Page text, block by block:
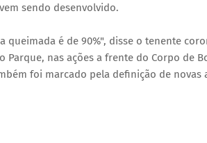
sendo desenvolvido.
queimada é de 90%", disse o tenente
Parque, nas ações a frente do Corpo de
foi marcado pela definição de novas